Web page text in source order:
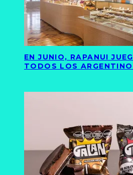
EN JUNIO, RAPANUI
TODOS LOS